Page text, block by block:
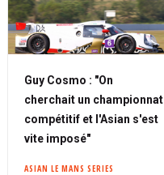
Guy Cosmo : "On
cherchait un championnat
compétitif et l'Asian s'est
vite imposé"
ASIAN LE MANS SERIES